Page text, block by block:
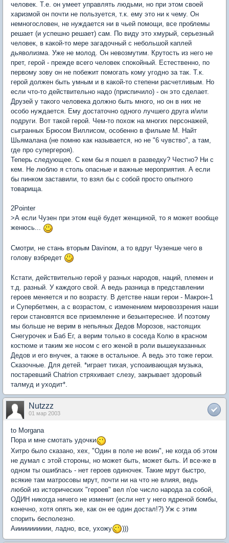
человек. Т.е. он умеет управлять людьми, но при этом своей
харизмой он почти не пользуется, т.к. ему это ни к чему. Он
немногословен, не нуждается ни в чьей помощи, все проблемы
решает (и успешно решает) сам. По виду это хмурый, серьезный
человек, в какой-то мере загадочный с небольшой каплей
дьяволизма. Уже не молод. Он невозмутим. Крутость из него не
прет, герой - прежде всего человек спокойный. Естественно, по
первому зову он не побежит помогать кому угодно за так. Т.к.
герой должен быть умным и в какой-то степени расчетливым. Но
если что-то действительно надо (приспичило) - он это сделает.
Друзей у такого человека должно быть много, но он в них не
особо нуждается. Ему достаточно одного лучшего друга и/или
подруги. Вот такой герой. Чем-то похож на многих персонажей,
сыгранных Брюсом Виллисом, особенно в фильме М. Найт
Шьямалана (не помню как называется, но не "6 чувство", а там,
где про супергероя).
Теперь следующее. С кем бы я пошел в разведку? Честно? Ни с
кем. Не люблю я столь опасные и важные мероприятия. А если
бы пинком заставили, то взял бы с собой просто опытного
товарища.
2Pointer
>А если Чузен при этом ещё будет женщиной, то я может вообще
женюсь...
Смотри, не стань вторым Davinом, а то вдруг Чузенше чего в
голову взбредет
Кстати, действительно герой у разных народов, наций, племен и
т.д. разный. У каждого свой. А ведь разница в представлении
героев меняется и по возрасту. В детстве наши герои - Макрон-1
и Супербетмен, а с возрастом, с изменением мировоззрения наши
герои становятся все приземленне и безынтереснее. И поэтому
мы больше не верим в непьяных Дедов Морозов, настоящих
Снегурочек и Баб Ег, а верим только в соседа Колю в красном
костюме и таким же носом с его женой в роли вышеуказанных
Дедов и его внучек, а также в остальное. А ведь это тоже герои.
Сказочные. Для детей. *играет тихая, успоаивающая музыка,
постаревший Chatrion стряхивает слезу, закрывает здоровый
талмуд и уходит*.
Nutzzz
01 мар 2003
to Morgana
Пора и мне смотать удочки
Хитро было сказано, хех, "Один в поле не воин", не когда об этом
не думал с этой стороны, но может быть, может быть. И все-же в
одном ты ошиблась - нет героев одиночек. Такие мрут быстро,
всякие там матросовы мрут, почти ни на что не влияя, ведь
любой из исторических "героев" вел n'ое число народа за собой,
ОДИН никогда ничего не изменит (если нет у него ядреной бомбы,
конечно, хотя опять же, как он ее один достал!?) Уж с этим
спорить бесполезно.
Аииииииииии, ладно, все, ухожу
)))